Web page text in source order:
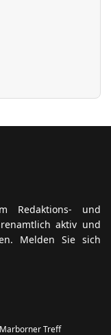
und
aktiv und
Melden Sie sich
Treff